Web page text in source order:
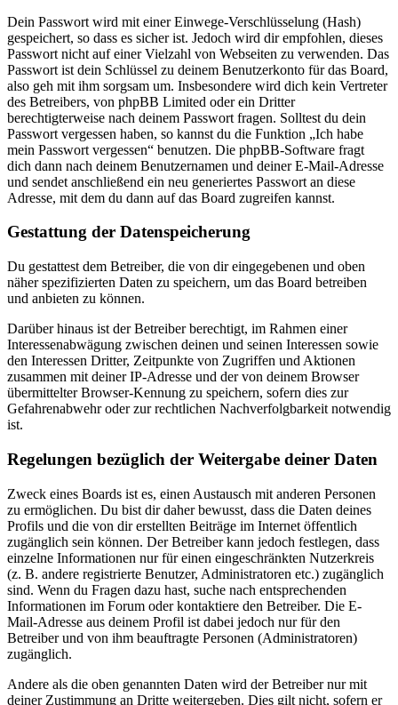
Dein Passwort wird mit einer Einwege-Verschlüsselung (Hash)
gespeichert, so dass es sicher ist. Jedoch wird dir empfohlen, dieses
Passwort nicht auf einer Vielzahl von Webseiten zu verwenden. Das
Passwort ist dein Schlüssel zu deinem Benutzerkonto für das Board,
also geh mit ihm sorgsam um. Insbesondere wird dich kein Vertreter
des Betreibers, von phpBB Limited oder ein Dritter
berechtigterweise nach deinem Passwort fragen. Solltest du dein
Passwort vergessen haben, so kannst du die Funktion „Ich habe
mein Passwort vergessen“ benutzen. Die phpBB-Software fragt
dich dann nach deinem Benutzernamen und deiner E-Mail-Adresse
und sendet anschließend ein neu generiertes Passwort an diese
Adresse, mit dem du dann auf das Board zugreifen kannst.
Gestattung der Datenspeicherung
Du gestattest dem Betreiber, die von dir eingegebenen und oben
näher spezifizierten Daten zu speichern, um das Board betreiben
und anbieten zu können.
Darüber hinaus ist der Betreiber berechtigt, im Rahmen einer
Interessenabwägung zwischen deinen und seinen Interessen sowie
den Interessen Dritter, Zeitpunkte von Zugriffen und Aktionen
zusammen mit deiner IP-Adresse und der von deinem Browser
übermittelter Browser-Kennung zu speichern, sofern dies zur
Gefahrenabwehr oder zur rechtlichen Nachverfolgbarkeit notwendig
ist.
Regelungen bezüglich der Weitergabe deiner Daten
Zweck eines Boards ist es, einen Austausch mit anderen Personen
zu ermöglichen. Du bist dir daher bewusst, dass die Daten deines
Profils und die von dir erstellten Beiträge im Internet öffentlich
zugänglich sein können. Der Betreiber kann jedoch festlegen, dass
einzelne Informationen nur für einen eingeschränkten Nutzerkreis
(z. B. andere registrierte Benutzer, Administratoren etc.) zugänglich
sind. Wenn du Fragen dazu hast, suche nach entsprechenden
Informationen im Forum oder kontaktiere den Betreiber. Die E-
Mail-Adresse aus deinem Profil ist dabei jedoch nur für den
Betreiber und von ihm beauftragte Personen (Administratoren)
zugänglich.
Andere als die oben genannten Daten wird der Betreiber nur mit
deiner Zustimmung an Dritte weitergeben. Dies gilt nicht, sofern er